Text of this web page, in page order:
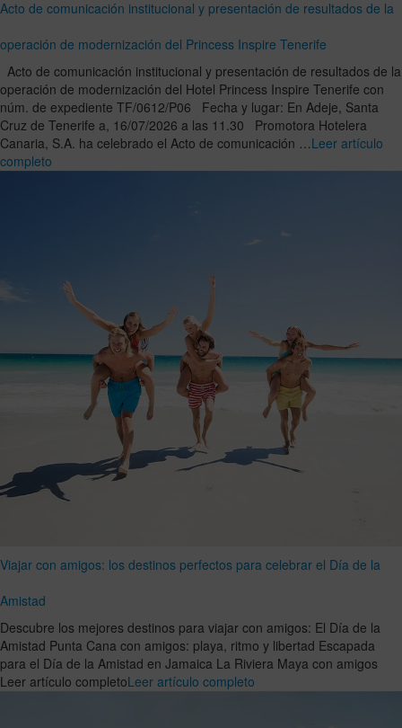
Acto de comunicación institucional y presentación de resultados de la
operación de modernización del Princess Inspire Tenerife
Acto de comunicación institucional y presentación de resultados de la
operación de modernización del Hotel Princess Inspire Tenerife con
núm. de expediente TF/0612/P06 Fecha y lugar: En Adeje, Santa
Cruz de Tenerife a, 16/07/2026 a las 11.30 Promotora Hotelera
Canaria, S.A. ha celebrado el Acto de comunicación …Leer artículo
completo
Viajar con amigos: los destinos perfectos para celebrar el Día de la
Amistad
Descubre los mejores destinos para viajar con amigos: El Día de la
Amistad Punta Cana con amigos: playa, ritmo y libertad Escapada
para el Día de la Amistad en Jamaica La Riviera Maya con amigos
Leer artículo completoLeer artículo completo